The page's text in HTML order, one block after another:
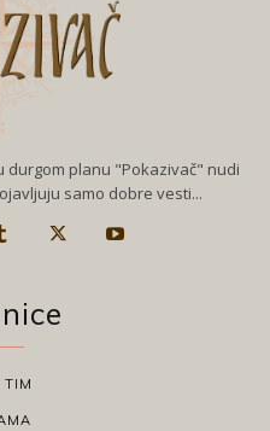
durgom planu "Pokazivač" nudi
samo dobre vesti...
TIM